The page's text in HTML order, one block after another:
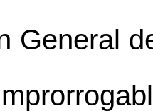
General